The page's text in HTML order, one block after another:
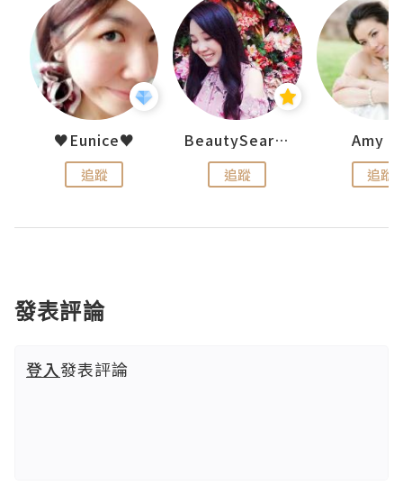
♥Eunice♥
追蹤
BeautySearch
追蹤
Amy
追蹤
發表評論
登入發表評論